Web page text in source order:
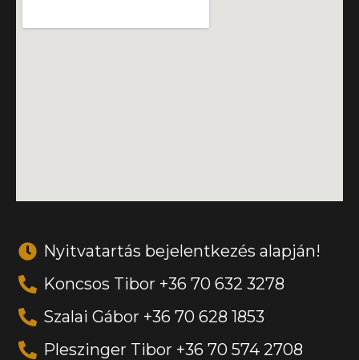
Nyitvatartás bejelentkezés alapján!
Koncsos Tibor +36 70 632 3278
Szalai Gábor +36 70 628 1853
Pleszinger Tibor +36 70 574 2708